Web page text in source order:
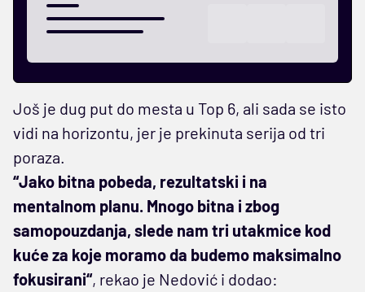
Još je dug put do mesta u Top 6, ali sada se isto
vidi na horizontu, jer je prekinuta serija od tri
poraza.
“Jako bitna pobeda, rezultatski i na
mentalnom planu. Mnogo bitna i zbog
samopouzdanja, slede nam tri utakmice kod
kuće za koje moramo da budemo maksimalno
fokusirani“, rekao je Nedović i dodao: